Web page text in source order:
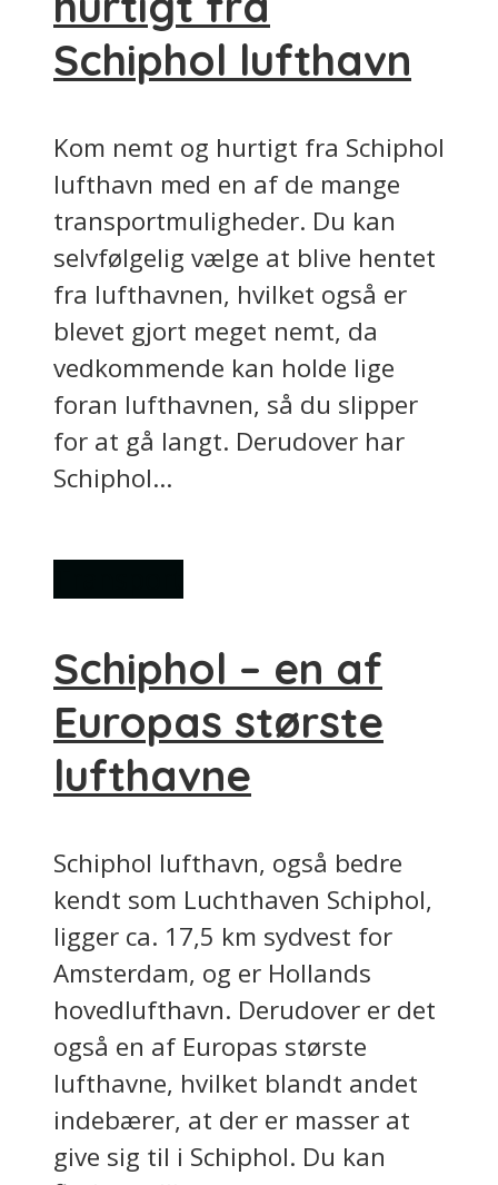
Schiphol lufthavn
Kom nemt og hurtigt fra Schiphol
lufthavn med en af de mange
transportmuligheder. Du kan
selvfølgelig vælge at blive hentet
fra lufthavnen, hvilket også er
blevet gjort meget nemt, da
vedkommende kan holde lige
foran lufthavnen, så du slipper
for at gå langt. Derudover har
Schiphol...
Schiphol – en af
Europas største
lufthavne
Schiphol lufthavn, også bedre
kendt som Luchthaven Schiphol,
ligger ca. 17,5 km sydvest for
Amsterdam, og er Hollands
hovedlufthavn. Derudover er det
også en af Europas største
lufthavne, hvilket blandt andet
indebærer, at der er masser at
give sig til i Schiphol. Du kan